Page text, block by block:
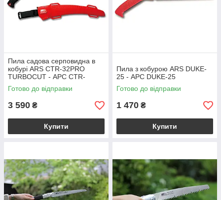
Пила садова серповидна в
кобурі ARS CTR-32PRO
TURBOCUT - АРС CTR-
32PRO ТУРБОКАТ
Готово до відправки
3 590 ₴
Купити
Пила з кобурою ARS DUKE-
25 - АРС DUKE-25
Готово до відправки
1 470 ₴
Купити